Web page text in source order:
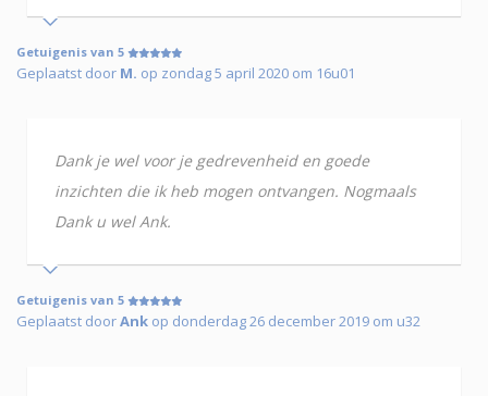
Getuigenis van 5
Geplaatst door M. op zondag 5 april 2020 om 16u01
Dank je wel voor je gedrevenheid en goede
inzichten die ik heb mogen ontvangen. Nogmaals
Dank u wel Ank.
Getuigenis van 5
Geplaatst doorAnk op donderdag 26 december 2019 om u32